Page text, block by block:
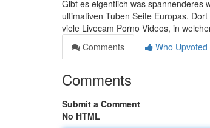
Gibt es eigentlich was spannenderes
ultimativen Tuben Seite Europas.
viele Livecam Porno Videos, in
Comments
Who Upvoted
Comments
Submit a Comment
No HTML